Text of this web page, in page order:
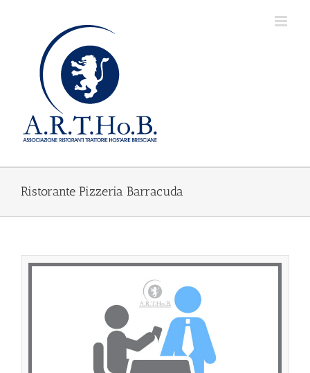
Ristorante Pizzeria Barracuda